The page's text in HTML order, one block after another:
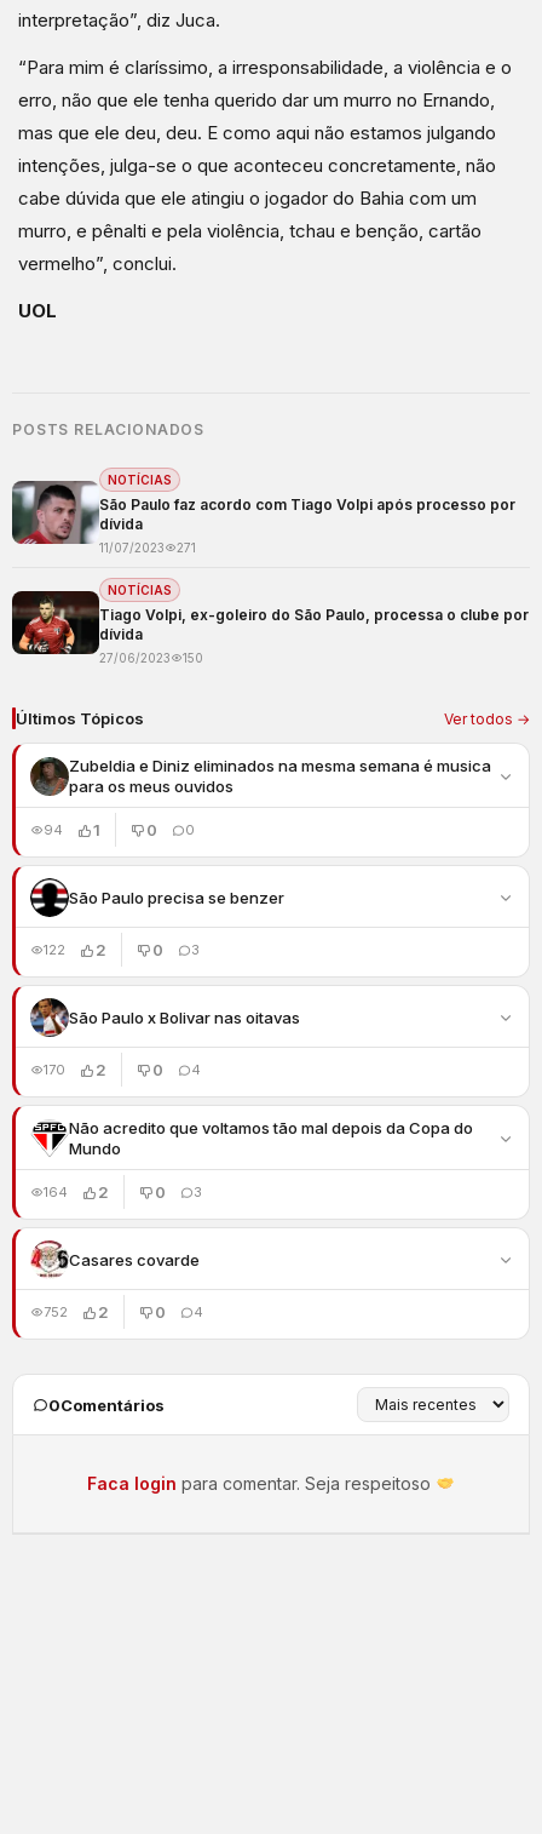
interpretação”, diz Juca.
“Para mim é claríssimo, a irresponsabilidade, a violência e o
erro, não que ele tenha querido dar um murro no Ernando,
mas que ele deu, deu. E como aqui não estamos julgando
intenções, julga-se o que aconteceu concretamente, não
cabe dúvida que ele atingiu o jogador do Bahia com um
murro, e pênalti e pela violência, tchau e benção, cartão
vermelho”, conclui.
UOL
POSTS RELACIONADOS
NOTÍCIAS
São Paulo faz acordo com Tiago Volpi após processo por
dívida
11/07/2023 271
NOTÍCIAS
Tiago Volpi, ex-goleiro do São Paulo, processa o clube por
dívida
27/06/2023 150
Últimos Tópicos Ver todos →
Zubeldia e Diniz eliminados na mesma semana é musica
para os meus ouvidos
94 1 0 0
São Paulo precisa se benzer
122 2 0 3
São Paulo x Bolivar nas oitavas
170 2 0 4
Não acredito que voltamos tão mal depois da Copa do
Mundo
164 2 0 3
Casares covarde
752 2 0 4
0Comentários
Faca login para comentar. Seja respeitoso